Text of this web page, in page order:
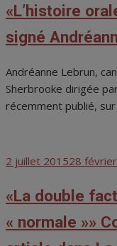
«L’histoire
signé
Andréanne Lebrun,
Sherbrooke dirigée
récemment publié,
Posted
2 juillet 201528
«La double
« normale »»